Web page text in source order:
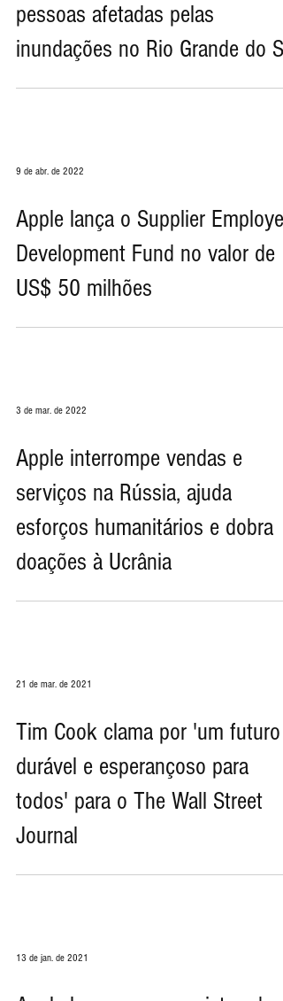
pessoas afetadas pelas
inundações no Rio Grande do
9 de abr. de 2022
Apple lança o Supplier Employee
Development Fund no valor de
US$ 50 milhões
3 de mar. de 2022
Apple interrompe vendas e
serviços na Rússia, ajuda
esforços humanitários e dobra
doações à Ucrânia
21 de mar. de 2021
Tim Cook clama por 'um futuro
durável e esperançoso para
todos' para o The Wall Street
Journal
13 de jan. de 2021